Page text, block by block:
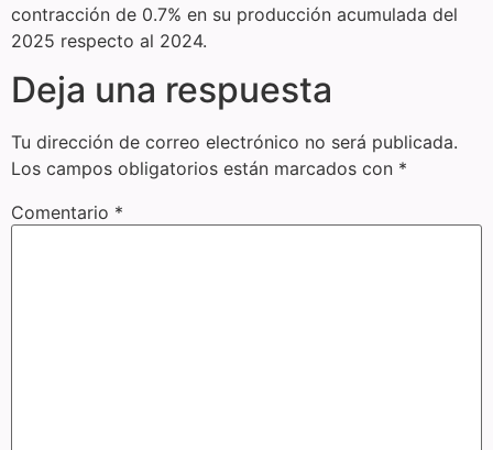
contracción de 0.7% en su producción acumulada del
2025 respecto al 2024.
Deja una respuesta
Tu dirección de correo electrónico no será publicada.
Los campos obligatorios están marcados con *
Comentario *